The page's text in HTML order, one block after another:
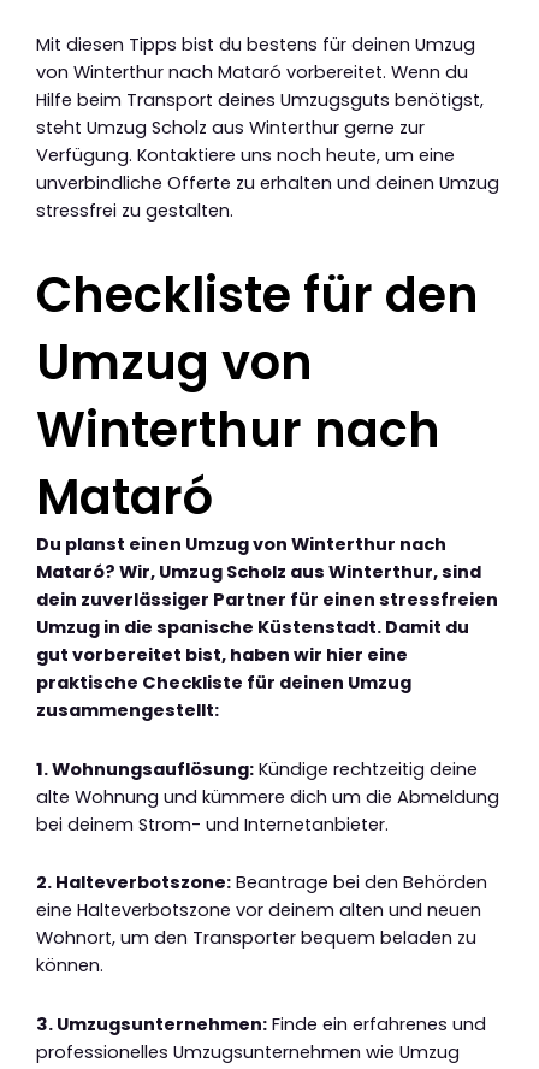
Mit diesen Tipps bist du bestens für deinen Umzug
von Winterthur nach Mataró vorbereitet. Wenn du
Hilfe beim Transport deines Umzugsguts benötigst,
steht Umzug Scholz aus Winterthur gerne zur
Verfügung. Kontaktiere uns noch heute, um eine
unverbindliche Offerte zu erhalten und deinen Umzug
stressfrei zu gestalten.
Checkliste für den
Umzug von
Winterthur nach
Mataró
Du planst einen Umzug von Winterthur nach
Mataró? Wir, Umzug Scholz aus Winterthur, sind
dein zuverlässiger Partner für einen stressfreien
Umzug in die spanische Küstenstadt. Damit du
gut vorbereitet bist, haben wir hier eine
praktische Checkliste für deinen Umzug
zusammengestellt:
1. Wohnungsauflösung: Kündige rechtzeitig deine
alte Wohnung und kümmere dich um die Abmeldung
bei deinem Strom- und Internetanbieter.
2. Halteverbotszone: Beantrage bei den Behörden
eine Halteverbotszone vor deinem alten und neuen
Wohnort, um den Transporter bequem beladen zu
können.
3. Umzugsunternehmen: Finde ein erfahrenes und
professionelles Umzugsunternehmen wie Umzug